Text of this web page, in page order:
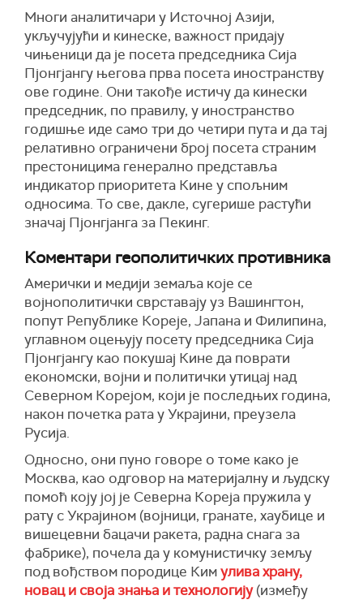
Многи аналитичари у Источној Азији,
укључујући и кинеске, важност придају
чињеници да је посета председника Сија
Пјонгјангу његова прва посета иностранству
ове године. Они такође истичу да кинески
председник, по правилу, у иностранство
годишње иде само три до четири пута и да тај
релативно ограничени број посета страним
престоницима генерално представља
индикатор приоритета Кине у спољним
односима. То све, дакле, сугерише растући
значај Пјонгјанга за Пекинг.
Коментари геополитичких противника
Амерички и медији земаља које се
војнополитички сврставају уз Вашингтон,
попут Републике Кореје, Јапана и Филипина,
углавном оцењују посету председника Сија
Пјонгјангу као покушај Кине да поврати
економски, војни и политички утицај над
Северном Корејом, који је последњих година,
након почетка рата у Украјини, преузела
Русија.
Односно, они пуно говоре о томе како је
Москва, као одговор на материјалну и људску
помоћ коју јој је Северна Кореја пружила у
рату с Украјином (војници, гранате, хаубице и
вишецевни бацачи ракета, радна снага за
фабрике), почела да у комунистичку земљу
под вођством породице Кимулива храну,
новац и своја знања и технологију(између